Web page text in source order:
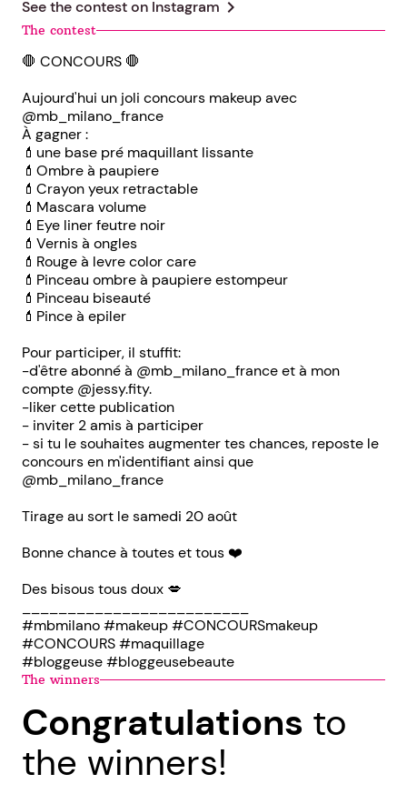
See the contest on Instagram chevron_right
The contest
🛑 CONCOURS 🛑
Aujourd'hui un joli concours makeup avec
@mb_milano_france
À gagner :
💄une base pré maquillant lissante
💄Ombre à paupiere
💄Crayon yeux retractable
💄Mascara volume
💄Eye liner feutre noir
💄Vernis à ongles
💄Rouge à levre color care
💄Pinceau ombre à paupiere estompeur
💄Pinceau biseauté
💄Pince à epiler
Pour participer, il stuffit:
-d'être abonné à @mb_milano_france et à mon
compte @jessy.fity.
-liker cette publication
- inviter 2 amis à participer
- si tu le souhaites augmenter tes chances, reposte le
concours en m'identifiant ainsi que
@mb_milano_france
Tirage au sort le samedi 20 août
Bonne chance à toutes et tous ❤️
Des bisous tous doux 💋
#mbmilano #makeup #CONCOURSmakeup
#CONCOURS #maquillage
#bloggeuse #bloggeusebeaute
The winners
Congratulations to
the winners!